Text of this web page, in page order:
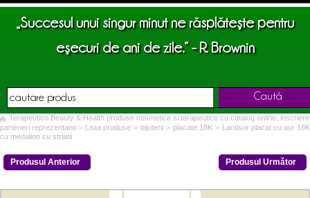
„Succesul unui singur minut ne răsplăteşte pentru
eşecuri de ani de zile.” - R. Brownin
Caută
Terapeutico Beauty & Health produse cosmetice si terapeutice cu catalog online, inscriere
parteneri reprezentanti > Lista produse > bijuterii > placate 18K > Lantisor placat cu aur 18K
cu medalion cu striatii
Produsul Anterior Produsul Următor